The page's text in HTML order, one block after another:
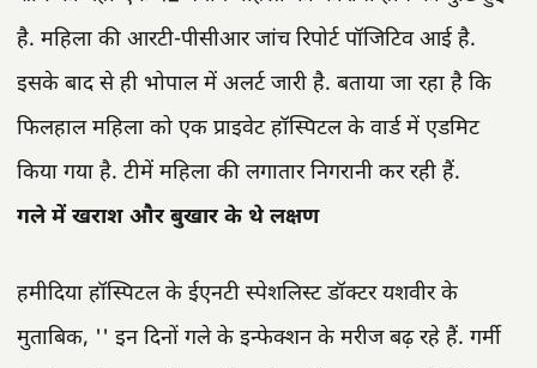
है. महिला की आरटी-पीसीआर जांच रिपोर्ट पॉजिटिव आई है.
इसके बाद से ही भोपाल में अलर्ट जारी है. बताया जा रहा है कि
फिलहाल महिला को एक प्राइवेट हॉस्पिटल के वार्ड में एडमिट
किया गया है. टीमें महिला की लगातार निगरानी कर रही हैं.
गले में खराश और बुखार के थे लक्षण
हमीदिया हॉस्पिटल के ईएनटी स्पेशलिस्ट डॉक्टर यशवीर के
मुताबिक, '' इन दिनों गले के इन्फेक्शन के मरीज बढ़ रहे हैं. गर्मी